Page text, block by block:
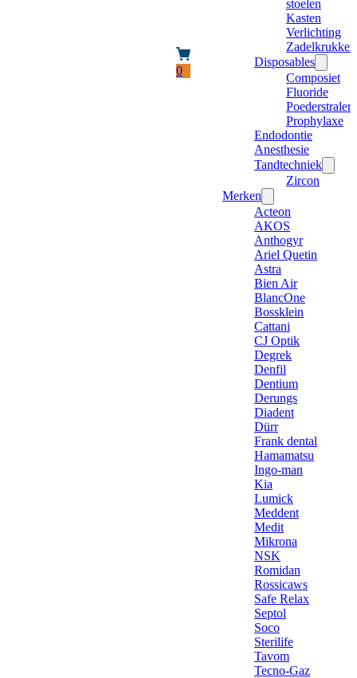
0
stoelen
Kasten
Verlichting
Zadelkrukken
Disposables
Composiet
Fluoride
Poederstraler
Prophylaxe
Endodontie
Anesthesie
Tandtechniek
Zircon
Merken
Acteon
AKOS
Anthogyr
Ariel Quetin
Astra
Bien Air
BlancOne
Bossklein
Cattani
CJ Optik
Degrek
Denfil
Dentium
Derungs
Diadent
Dürr
Frank dental
Hamamatsu
Ingo-man
Kia
Lumick
Meddent
Medit
Mikrona
NSK
Romidan
Rossicaws
Safe Relax
Septol
Soco
Sterilife
Tavom
Tecno-Gaz